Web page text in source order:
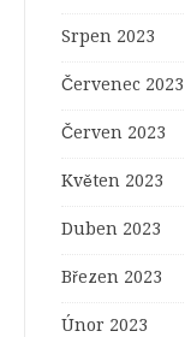
Srpen 2023
Červenec 2023
Červen 2023
Květen 2023
Duben 2023
Březen 2023
Únor 2023